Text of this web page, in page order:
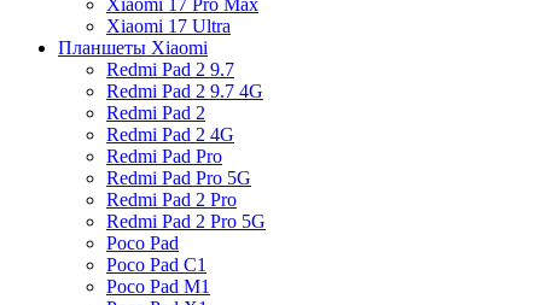
Xiaomi 17 Ultra
Планшеты Xiaomi
Redmi Pad 2 9.7
Redmi Pad 2 9.7 4G
Redmi Pad 2
Redmi Pad 2 4G
Redmi Pad Pro
Redmi Pad Pro 5G
Redmi Pad 2 Pro
Redmi Pad 2 Pro 5G
Poco Pad
Poco Pad C1
Poco Pad M1